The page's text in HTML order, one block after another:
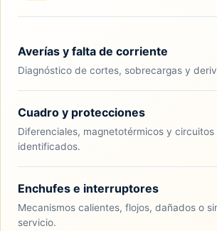
Averías y falta de corriente
Diagnóstico de cortes, sobrecargas y
Cuadro y protecciones
Diferenciales, magnetotérmicos y circuitos
identificados.
Enchufes e interruptores
Mecanismos calientes, flojos, dañados o
servicio.